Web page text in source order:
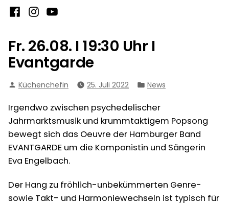
Facebook
Instagram
YouTube
Fr. 26.08. I 19:30 Uhr I
Evantgarde
Verfasst
Küchenchefin 25. Juli 2022
Veröffentlicht
News
Irgendwo zwischen psychedelischer
Jahrmarktsmusik und krummtaktigem Popsong
bewegt sich das Oeuvre der Hamburger Band
EVANTGARDE um die Komponistin und Sängerin
Eva Engelbach.
Der Hang zu fröhlich-unbekümmerten Genre-
sowie Takt- und Harmoniewechseln ist typisch für